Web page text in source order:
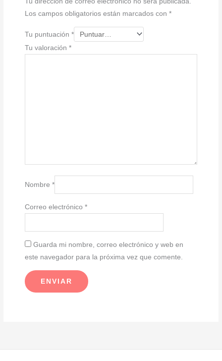
Los campos obligatorios están marcados con*
Tu puntuación*
Tu valoración*
Nombre*
Correo electrónico*
Guarda mi nombre, correo electrónico y web en
este navegador para la próxima vez que comente.